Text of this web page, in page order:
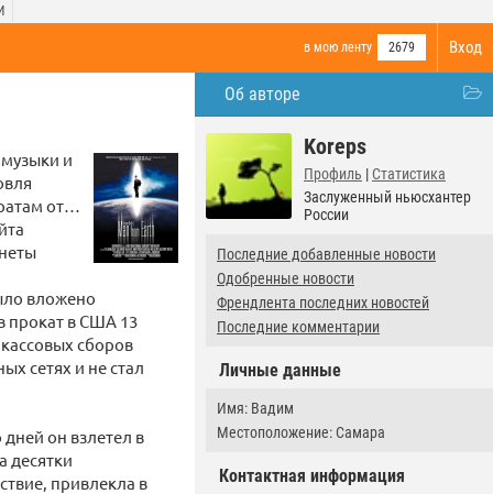
Вход
в мою ленту 2679
Об авторе
Koreps
Профиль | Статистика
Заслуженный ньюсхантер
России
Последние добавленные новости
Одобренные новости
Френдлента последних новостей
Последние комментарии
Личные данные
Имя: Вадим
Местоположение: Самара
Контактная информация
и
от…
вложено
прокат в США 13
сборов
сетях и не стал
он взлетел в
десятки
привлекла в